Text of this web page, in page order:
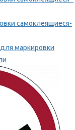
самоклеящиеся-
маркировки